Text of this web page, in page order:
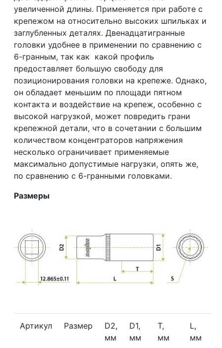
увеличенной длины. Применяется при работе с
крепежом на относительно высоких шпильках и
заглубленных деталях. Двенадцатигранные
головки удобнее в применении по сравнению с
6-гранным, так как какой профиль
предоставляет большую свободу для
позиционирования головки на крепеже. Однако,
он обладает меньшим по площади пятном
контакта и воздействие на крепеж, особенно с
высокой нагрузкой, может повредить грани
крепежной детали, что в сочетании с большим
количеством концентраторов напряжения
несколько ограничивает применяемые
максимально допустимые нагрузки, опять же,
по сравнению с 6-гранными головками.
Размеры
Артикул Размер
D2,
мм
D1,
мм
Т,
мм
L,
мм